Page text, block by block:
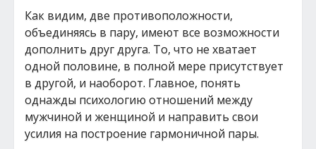
Как видим, две противоположности,
объединяясь в пару, имеют все возможности
дополнить друг друга. То, что не хватает
одной половине, в полной мере присутствует
в другой, и наоборот. Главное, понять
однажды психологию отношений между
мужчиной и женщиной и направить свои
усилия на построение гармоничной пары.